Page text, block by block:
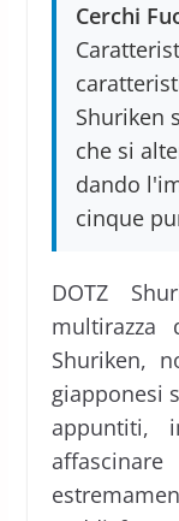
Cerchi
Shuriken
che si
dando
cinque
DOTZ
multirazza
Shuriken,
giapponesi
appuntiti,